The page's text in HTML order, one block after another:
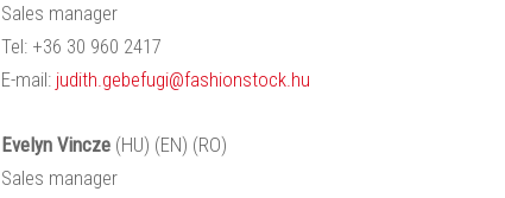
Sales manager
Tel: +36 30 960 2417
E-mail: judith.gebefugi@fashionstock.hu
Evelyn Vincze (HU) (EN) (RO)
Sales manager